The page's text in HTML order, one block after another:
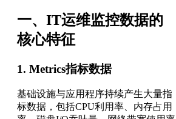
一、IT运维监控数据的
核心特征
1. Metrics指标数据
基础设施与应用程序持续产生大量指
标数据，包括CPU利用率、内存占用